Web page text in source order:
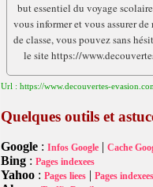
but essentiel du voyage
vous informer et vous assurer
de classe, vous pouvez sans
le site https://
Url : https://www.decouvertes-
Quelques outils et
Google : Infos Google | Cache
Bing : Pages indexees
Yahoo : Pages liees | Pages indexees